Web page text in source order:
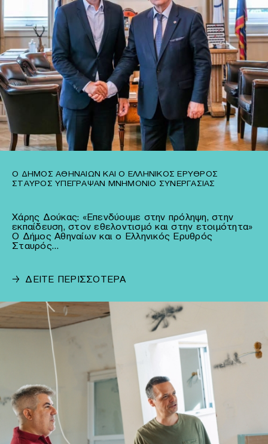
Ο ΔΉΜΟΣ ΑΘΗΝΑΊΩΝ ΚΑΙ Ο ΕΛΛΗΝΙΚΌΣ ΕΡΥΘΡΌΣ
ΣΤΑΥΡΌΣ ΥΠΈΓΡΑΨΑΝ ΜΝΗΜΌΝΙΟ ΣΥΝΕΡΓΑΣΊΑΣ
Χάρης Δούκας: «Επενδύουμε στην πρόληψη, στην
εκπαίδευση, στον εθελοντισμό και στην ετοιμότητα»
Ο Δήμος Αθηναίων και ο Ελληνικός Ερυθρός
Σταυρός…
→ ΔΕΙΤΕ ΠΕΡΙΣΣΟΤΕΡΑ